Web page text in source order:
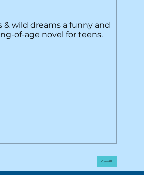
& wild dreams a funny and
of-age novel for teens.
View All